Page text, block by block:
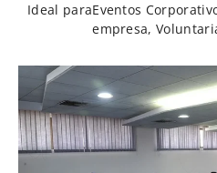
Ideal paraEventos
empresa,